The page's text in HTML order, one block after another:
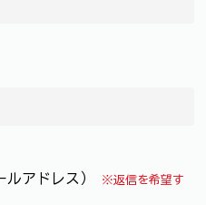
ルアドレス）
※返信を希望す